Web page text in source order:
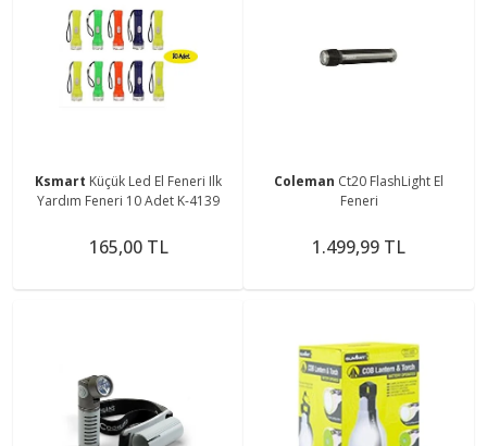
Ksmart Küçük Led El Feneri Ilk
Yardım Feneri 10 Adet K-4139
165,00 TL
Coleman Ct20 FlashLight El
Feneri
1.499,99 TL